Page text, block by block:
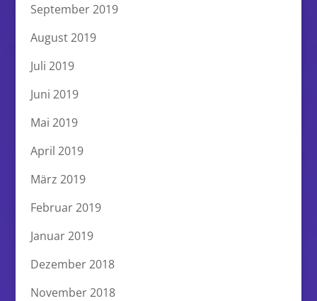
September 2019
August 2019
Juli 2019
Juni 2019
Mai 2019
April 2019
März 2019
Februar 2019
Januar 2019
Dezember 2018
November 2018